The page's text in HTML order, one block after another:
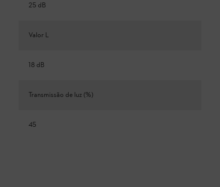
25 dB
Valor L
18 dB
Transmissão de luz (%)
45